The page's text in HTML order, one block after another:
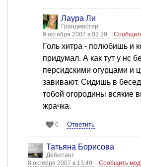
Лаура Ли
Грандмастер
9 октября 2007 в 02:29
Голь хитра - полюбишь и
придумал. А как тут у нс
персидскими огурцами и
завивают. Сидишь в
тобой огородины всякие
жрачка.
0 Ответить
Татьяна Борисова
Дебютант
8 октября 2007 в 13:49
Сообщить